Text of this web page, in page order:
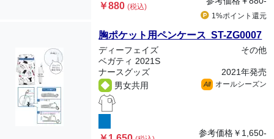
￥880(税込)
1%ポイント 還元
胸ポケット用ペンケース ST-ZG0007
ディーフェイズ
その他
ベガティ 2021S
ナースグッズ
2021年発売
男女共用
All オールシーズン
参考価格￥1,650-